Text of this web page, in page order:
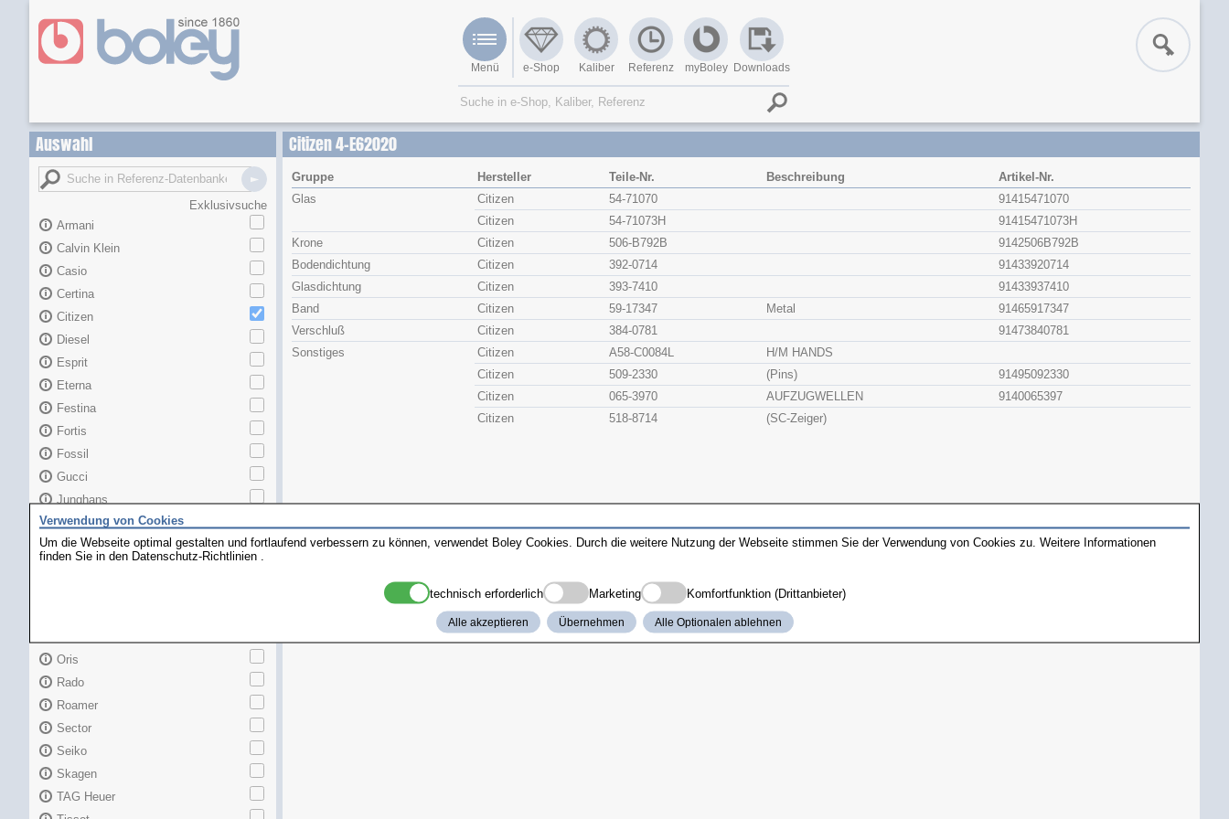
Menü e-Shop Kaliber Referenz myBoley Downloads
Auswahl
Exklusivsuche
Armani
Calvin Klein
Casio
Certina
Citizen
Diesel
Esprit
Eterna
Festina
Fortis
Fossil
Gucci
Junghans
Longines
Maurice Lacroix
Oris
Rado
Roamer
Sector
Seiko
Skagen
TAG Heuer
Citizen 4-E62020
Gruppe Hersteller Teile-Nr. Beschreibung
Artikel-Nr.
Glas
Citizen 54-71070
91415471070
Citizen
54-71073H
91415471073H
Krone
Citizen 506-B792B
9142506B792B
Bodendichtung
Citizen 392-0714
91433920714
Glasdichtung
Citizen 393-7410
91433937410
Band
Citizen 59-17347 Metal
91465917347
Verschluß
Citizen 384-0781
91473840781
Sonstiges
Citizen A58-C0084L
H/M HANDS
Citizen
509-2330 (Pins)
91495092330
Citizen
065-3970 AUFZUGWELLEN
9140065397
Citizen
518-8714 (SC-Zeiger)
Verwendung von Cookies
Um die Webseite optimal gestalten und fortlaufend verbessern zu können, verwendet Boley Cookies. Durch die weitere Nutzung der Webseite stimmen Sie der Verwendung von Cookies zu. Weitere Informationen
finden Sie in den Datenschutz-Richtlinien
technisch erforderlich Marketing Komfortfunktion (Drittanbieter)
Alle akzeptieren Übernehmen Alle Optionalen ablehnen